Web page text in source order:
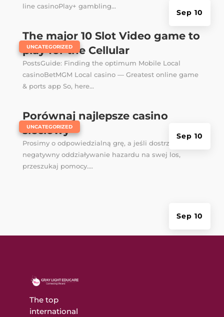
Sep 10
line casinoPlay+ gambling...
The major 10 Slot Video game to
play for the Cellular
Sep 10
UNCATEGORIZED
PostsGuide: Finding the optimum Mobile Local
casinoBetMGM Local casino — Greatest online game
& ports app So, here...
Porównaj najlepsze casino
sieciowy
Sep 10
UNCATEGORIZED
Prosimy o odpowiedzialną grę, a jeśli dostrzeżesz
negatywny oddziaływanie hazardu na swej los,
przeszukaj pomocy....
The top
international